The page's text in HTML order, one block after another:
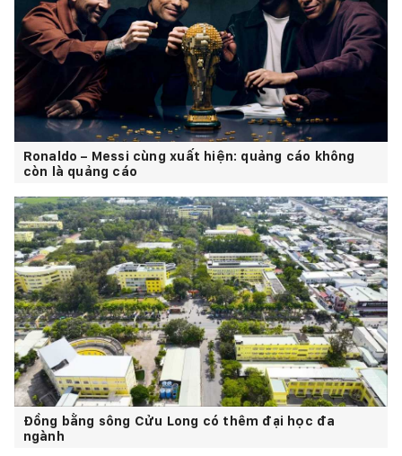
Ronaldo – Messi cùng xuất hiện: quảng cáo không
còn là quảng cáo
Đồng bằng sông Cửu Long có thêm đại học đa
ngành